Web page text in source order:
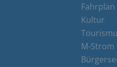
Fahrplan
Kultur
M-Strom